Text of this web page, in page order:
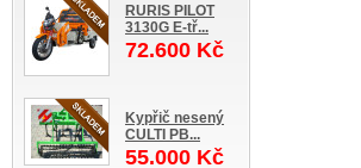
RURIS PILOT
3130G E-tř...
72.600 Kč
Kypřič nesený
CULTI PB...
55.000 Kč